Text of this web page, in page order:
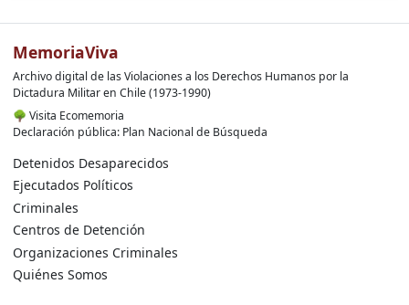
MemoriaViva
Archivo digital de las Violaciones a los Derechos Humanos por la
Dictadura Militar en Chile (1973-1990)
🌳 Visita Ecomemoria
Declaración pública: Plan Nacional de Búsqueda
Detenidos Desaparecidos
Ejecutados Políticos
Criminales
Centros de Detención
Organizaciones Criminales
Quiénes Somos